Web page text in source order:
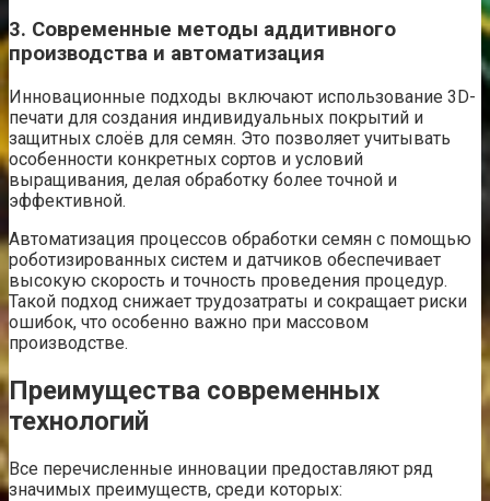
3. Современные методы аддитивного
производства и автоматизация
Инновационные подходы включают использование 3D-
печати для создания индивидуальных покрытий и
защитных слоёв для семян. Это позволяет учитывать
особенности конкретных сортов и условий
выращивания, делая обработку более точной и
эффективной.
Автоматизация процессов обработки семян с помощью
роботизированных систем и датчиков обеспечивает
высокую скорость и точность проведения процедур.
Такой подход снижает трудозатраты и сокращает риски
ошибок, что особенно важно при массовом
производстве.
Преимущества современных
технологий
Все перечисленные инновации предоставляют ряд
значимых преимуществ, среди которых: